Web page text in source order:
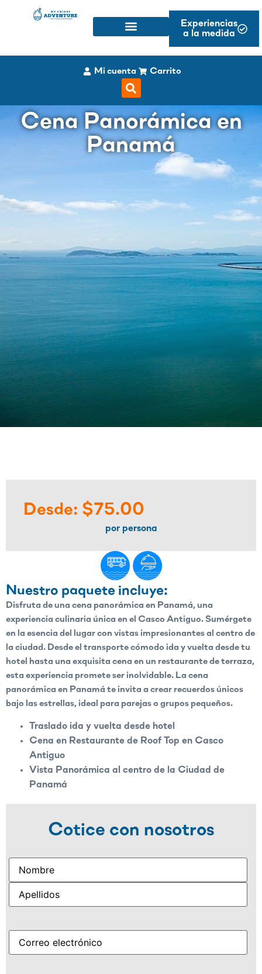
Experiencias
a la medida
Mi cuenta Carrito
Cena Panorámica en
Panamá
Desde: $75.00
por persona
Nuestro paquete incluye:
Disfruta de una cena panorámica en Panamá, una
experiencia culinaria única en el Casco Antiguo. Sumérgete
en la esencia del lugar con vistas impresionantes al centro de
la ciudad. Desde el transporte cómodo ida y vuelta desde tu
hotel hasta una exquisita cena en un restaurante de terraza,
esta experiencia promete ser inolvidable. La cena
panorámica en Panamá te invita a crear recuerdos únicos
bajo las estrellas, ideal para parejas o grupos pequeños.
Traslado ida y vuelta desde hotel
Cena en Restaurante de Roof Top en Casco
Antiguo
Vista Panorámica al centro de la Ciudad de
Panamá
Cotice con nosotros
Name
Correo
electrónico